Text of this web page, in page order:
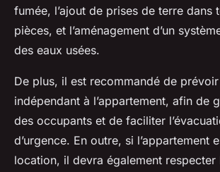
fumée, l’ajout de prises de terre dans
pièces, et l’aménagement d’un
des eaux usées.
De plus, il est recommandé de
indépendant à l’appartement, afin de
des occupants et de faciliter
d’urgence. En outre, si l’appartement
location, il devra également respecter